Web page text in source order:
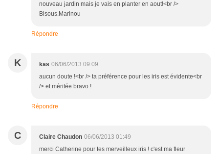
nouveau jardin mais je vais en planter en aout!<br />
Bisous.Marinou
Répondre
K kas 06/06/2013 09:09
aucun doute !<br /> ta préférence pour les iris est évidente<br
/> et méritée bravo !
Répondre
C Claire Chaudon 06/06/2013 01:49
merci Catherine pour tes merveilleux iris ! c'est ma fleur